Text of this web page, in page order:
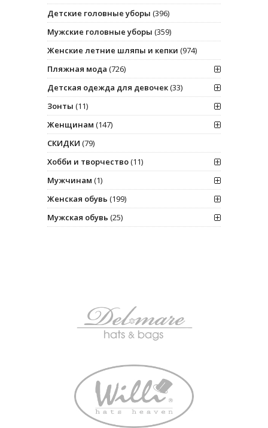
Детские головные уборы (396)
Мужские головные уборы (359)
Женские летние шляпы и кепки (974)
Пляжная мода (726)
Детская одежда для девочек(33)
Зонты (11)
Женщинам (147)
СКИДКИ (79)
Хобби и творчество(11)
Мужчинам (1)
Женская обувь (199)
Мужская обувь (25)